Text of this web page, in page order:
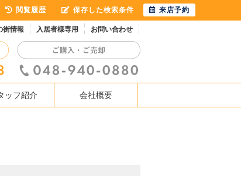
街情報 入居者様専用 お問い合わせ
ッフ紹介 会社概要
閲覧履歴 保存した検索条件 来店予約